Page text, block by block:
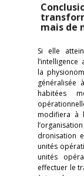
mais de
Si elle
la
généralisée
habitées
modifiera à
dronisation
unités
unités
effectuer le